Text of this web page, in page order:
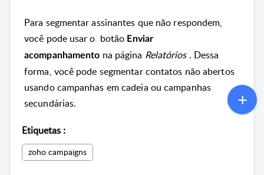
Para segmentar assinantes que não respondem,
você pode usar o botão Enviar
acompanhamento na página Relatórios. Dessa
forma, você pode segmentar contatos não abertos
usando campanhas em cadeia ou campanhas
secundárias.
Etiquetas :
zoho campaigns